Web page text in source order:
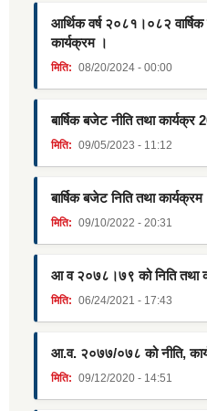
आर्थिक वर्ष २०८१।०८२
कार्यक्रम ।
मिति: 08/20/2024 - 00:00
बार्षिक बजेट नीति तथा कार्यक्र
मिति: 09/05/2023 - 11:12
बार्षिक बजेट निति तथा
मिति: 09/10/2022 - 20:31
आ व २०७८।७९ को निति तथा
मिति: 06/24/2021 - 17:43
आ.व. २०७७/०७८ को नीति,
मिति: 09/12/2020 - 14:51